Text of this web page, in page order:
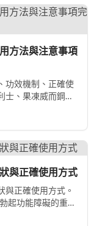
方法與注意事項
功效機制、正確使
士、果凍威而鋼雙
與正確使用方式
與正確使用方式。
起功能障礙的重要